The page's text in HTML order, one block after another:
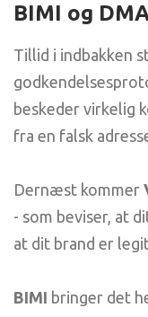
BIMI og
Tillid i indbakken
beskeder virkelig
fra en falsk
Dernæst kommer
- som beviser, at
at dit brand er
BIMI bringer det